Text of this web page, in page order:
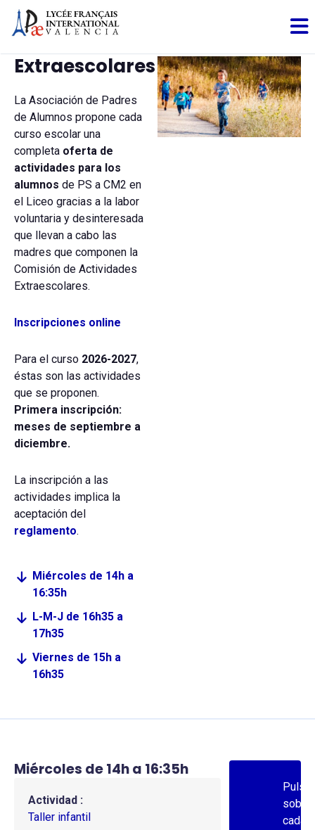
Extraescolares
La Asociación de Padres
de Alumnos propone cada
curso escolar una
completa oferta de
actividades para los
alumnos de PS a CM2 en
el Liceo gracias a la labor
voluntaria y desinteresada
que llevan a cabo las
madres que componen la
Comisión de Actividades
Extraescolares.
Inscripciones online
Para el curso 2026-2027,
éstas son las actividades
que se proponen.
Primera inscripción:
meses de septiembre a
diciembre.
La inscripción a las
actividades implica la
aceptación del
reglamento.
Miércoles de 14h a
16:35h
L-M-J de 16h35 a
17h35
Viernes de 15h a
16h35
Miércoles de 14h a 16:35h
Actividad
Taller infantil
Pulsa
sobre
cada